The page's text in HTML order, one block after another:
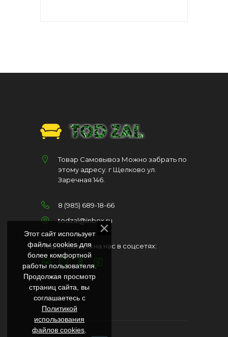
Товар Самовывоз Можно забрать по
этому адресу. г Щелково ул.
Заречная 146.
8 (985) 689-18-66
todzal@inbox.ru
Подписывайся на нас в соцсетях:
Этот сайт использует
файлы cookies для
более комфортной
работы пользователя.
Продолжая просмотр
страниц сайта, вы
соглашаетесь с
Политикой
использования
файлов cookies